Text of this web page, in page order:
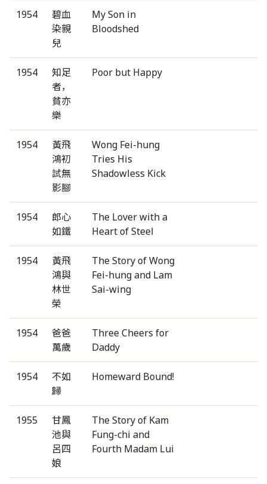
1954
碧血
染親
兒
My Son in
Bloodshed
1954
知足
者，
貧亦
樂
Poor but Happy
1954
黃飛
鴻初
試無
影腳
Wong Fei-hung
Tries His
Shadowless Kick
1954
郎心
如鐵
The Lover with a
Heart of Steel
1954
黃飛
鴻與
林世
榮
The Story of Wong
Fei-hung and Lam
Sai-wing
1954
爸爸
萬歲
Three Cheers for
Daddy
1954
不如
歸
Homeward Bound!
1955
甘鳳
池與
呂四
娘
The Story of Kam
Fung-chi and
Fourth Madam Lui